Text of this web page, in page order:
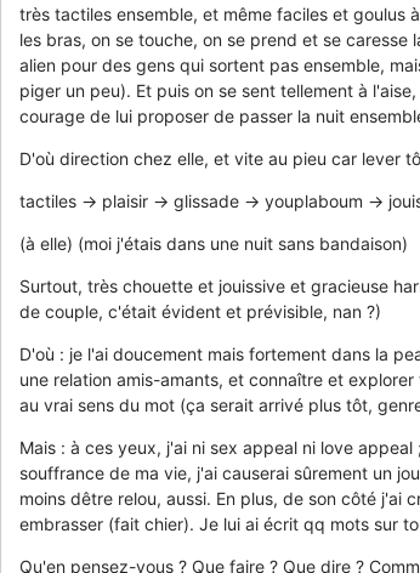
très tactiles ensemble, et même faciles et goulus
les bras, on se touche, on se prend et se
alien pour des gens qui sortent pas ensemble,
piger un peu). Et puis on se sent tellement à
courage de lui proposer de passer la nuit
D'où direction chez elle, et vite au pieu car lever
tactiles -> plaisir -> glissade -> youplaboum ->
(à elle) (moi j'étais dans une nuit sans bandaison)
Surtout, très chouette et jouissive et gracieuse
de couple, c'était évident et prévisible, nan ?)
D'où : je l'ai doucement mais fortement dans la
une relation amis-amants, et connaître et
au vrai sens du mot (ça serait arrivé plus tôt,
Mais : à ces yeux, j'ai ni sex appeal ni love
souffrance de ma vie, j'ai causerai sûrement un
moins dêtre relou, aussi. En plus, de son côté j'ai
embrasser (fait chier). Je lui ai écrit qq mots sur
Qu'en pensez-vous ? Que faire ? Que dire ?